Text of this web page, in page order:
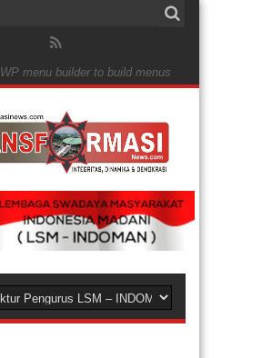
menu builder to build menus